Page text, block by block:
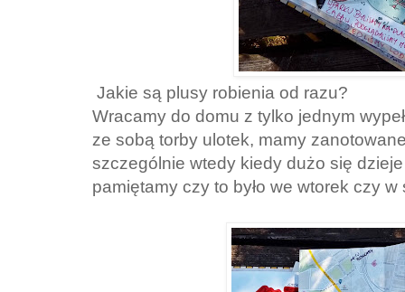
Jakie są plusy robienia od razu?
Wracamy do domu z tylko jednym
ze sobą torby ulotek, mamy
szczególnie wtedy kiedy dużo się
pamiętamy czy to było we wtorek czy